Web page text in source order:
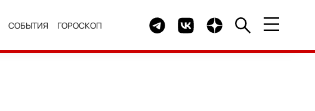
СОБЫТИЯ ГОРОСКОП Telegram канал HELLO
Группа HELLO Вконтакте
Канал HELLO в Дзен